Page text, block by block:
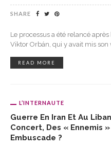
SHARE
Le processus a été relancé
Viktor Orbán, qui y avait mis son
READ MORE
L’INTERNAUTE
Guerre En Iran Et Au
Concert, Des « Ennemis »
Embuscade ?